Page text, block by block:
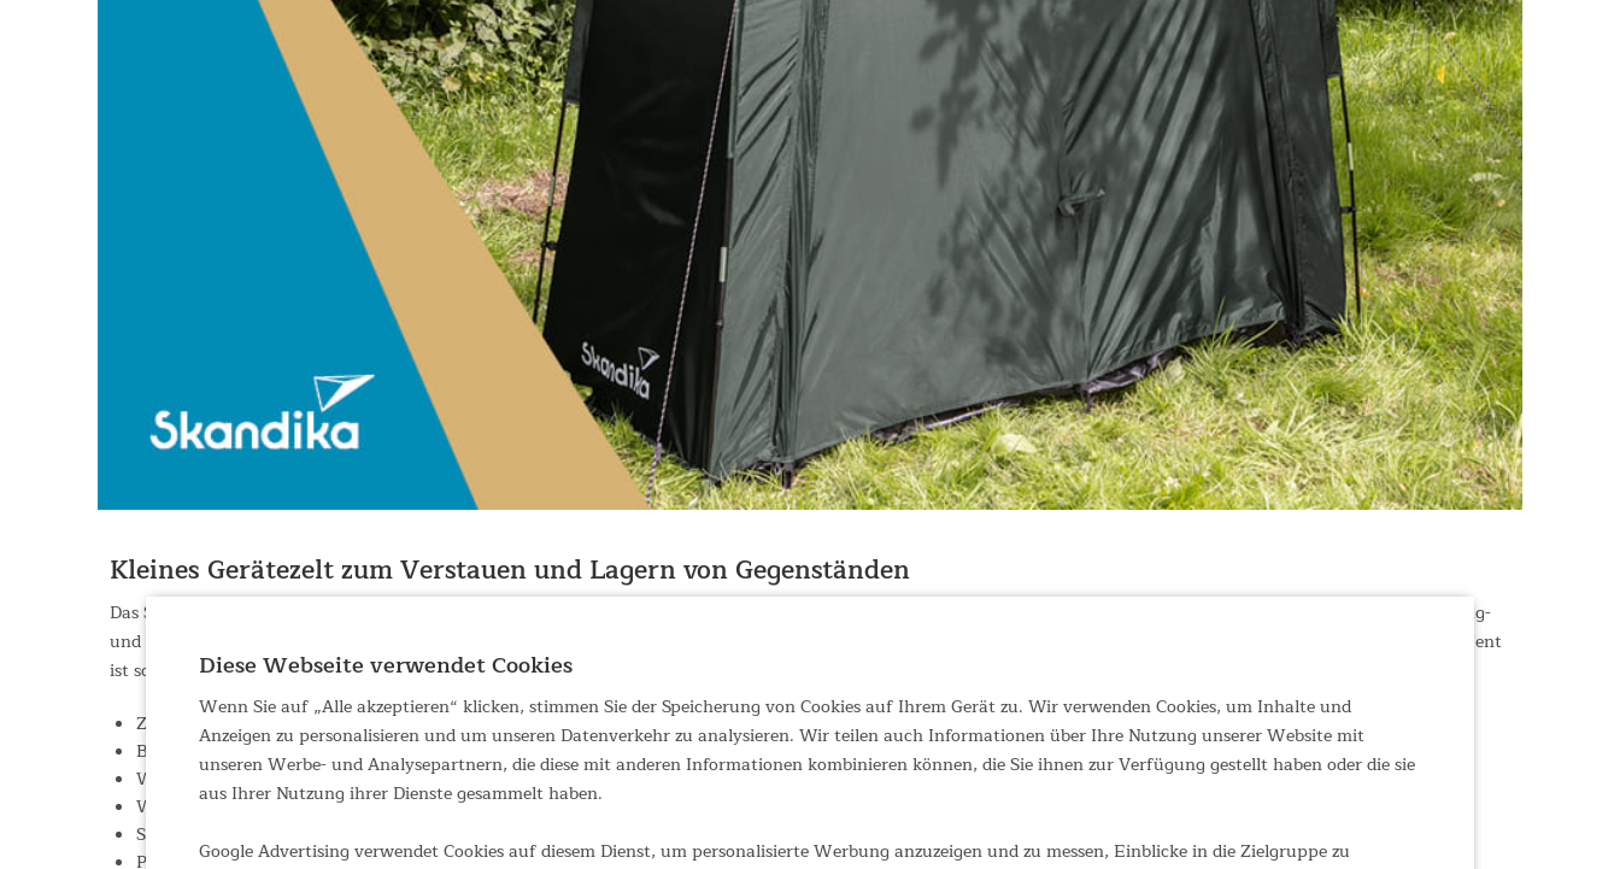
Kleines Gerätezelt zum Verstauen und Lagern von Gegenständen
Das Storage Tent von Skandika ist super praktisch und kann für die sichere Aufbewahrung einer Vielzahl von Gegenständen genutzt werden, wie z.B. Fahrrädern, Camping-
und Terrassenmöbeln, Rasenmähern, Gartengeräten, Poolzubehör oder Kinderspielzeug. Ob zu Hause im Garten oder neben dem Zelt auf dem Campingplatz, das Storage Tent
ist schnell und einfach aufgebaut, steht sicher und stabil und bietet die perfekte Lösung für alle Platzprobleme.
Zugang auch für größere Gegenstände dank großer, flexibel zu öffnender Eingangstür
Bruchsichere Fiberglasstangen und Querstreben geben optimale Formstabilität
Wannenförmiger Einlegeboden mit Rundum-Klettverschluss – für einfache Reinigung
Wettergeschütze Belüftungsöffnung in der Zeltrückwand für Luftzirkulation
Strapazierfähiges Oxford Polyester mit 3000 mm Wassersäule und UV-Schutz 50+
Praktische Extras wie kleine Aufbewahrungstasche und Deckenhaken
Diese Webseite verwendet Cookies
Wenn Sie auf „Alle akzeptieren“ klicken, stimmen Sie der Speicherung von Cookies auf Ihrem Gerät zu. Wir verwenden Cookies, um Inhalte und
Anzeigen zu personalisieren und um unseren Datenverkehr zu analysieren. Wir teilen auch Informationen über Ihre Nutzung unserer Website mit
unseren Werbe- und Analysepartnern, die diese mit anderen Informationen kombinieren können, die Sie ihnen zur Verfügung gestellt haben oder die sie
aus Ihrer Nutzung ihrer Dienste gesammelt haben.
Google Advertising verwendet Cookies auf diesem Dienst, um personalisierte Werbung anzuzeigen und zu messen, Einblicke in die Zielgruppe zu